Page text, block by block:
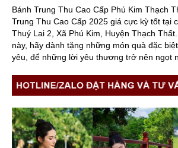
Bánh Trung Thu Cao Cấp Phú Kim Thạch
Trung Thu Cao Cấp 2025 giá cực kỳ tốt tại
Thuý Lai 2, Xã Phú Kim, Huyện Thạch
này, hãy dành tặng những món quà đặc
yêu, để những lời yêu thương trở nên ngọt